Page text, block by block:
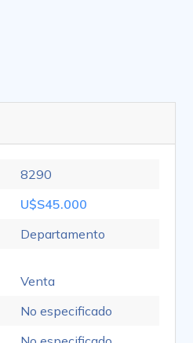
8290
U$S45.000
Departamento
Venta
No especificado